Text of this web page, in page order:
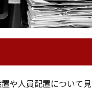
や人員配置について